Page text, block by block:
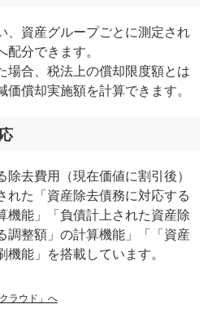
、資産グループごとに測定され
分できます。
場合、税法上の償却限度額とは
価償却実施額を計算できます。
除去費用（現在価値に割引後）
れた「資産除去債務に対応する
機能」「負債計上された資産除
調整額」の計算機能」「「資産
能」を搭載しています。
ラウド」へ